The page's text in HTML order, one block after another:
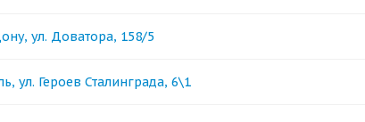
ул. Доватора, 158/5
ул. Героев Сталинграда, 6\1